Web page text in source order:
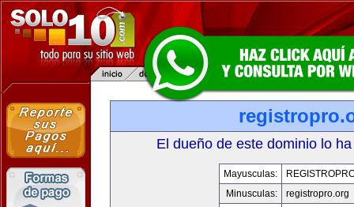
El dueño de este dominio lo
Mayusculas:
Minusculas:
registropro.org